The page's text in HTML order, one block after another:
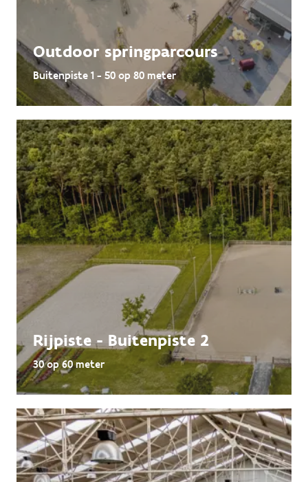
Outdoor springparcours
Buitenpiste 1 - 50 op 80 meter
Rijpiste - Buitenpiste 2
30 op 60 meter